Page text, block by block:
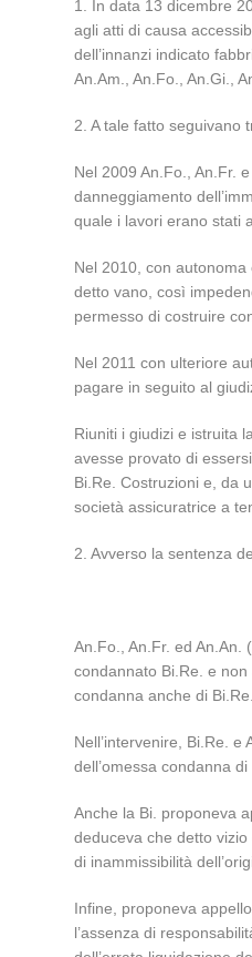
1. In data 13 dicembre
agli atti di causa
dell’innanzi indicato
An.Am., An.Fo., An.Gi.,
2. A tale fatto seguivano
Nel 2009 An.Fo., An.Fr.
danneggiamento
quale i lavori erano stati
Nel 2010, con
detto vano, così
permesso di costruire
Nel 2011 con ulteriore
pagare in seguito al
Riuniti i giudizi e istruita
avesse provato di
Bi.Re. Costruzioni e, da
società assicuratrice a
2. Avverso la sentenza
An.Fo., An.Fr. ed
condannato Bi.Re. e
condanna anche di
Nell’intervenire, Bi.Re.
dell’omessa condanna di
Anche la Bi. proponeva
deduceva che detto
di inammissibilità
Infine, proponeva
l’assenza di